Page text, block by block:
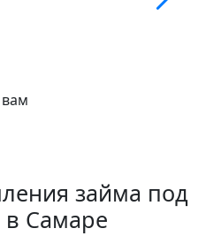
займа под
в Самаре